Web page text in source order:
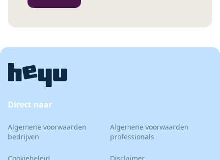
Direct naar
Algemene voorwaarden
bedrijven
Algemene voorwaarden
professionals